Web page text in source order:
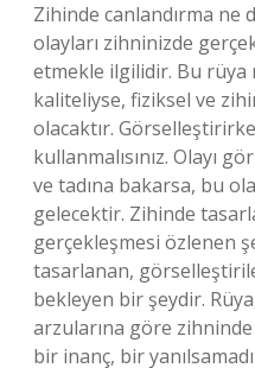
Zihinde canlandırma ne
olayları zihninizde
etmekle ilgilidir. Bu rüya
kaliteliyse, fiziksel ve
olacaktır.
kullanmalısınız. Olayı
ve tadına bakarsa, bu
gelecektir. Zihinde
gerçekleşmesi özlenen
tasarlanan,
bekleyen bir şeydir.
arzularına göre
bir inanç, bir